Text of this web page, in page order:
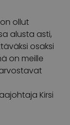
on ollut
alusta asti,
osaksi
on meille
Kirsi